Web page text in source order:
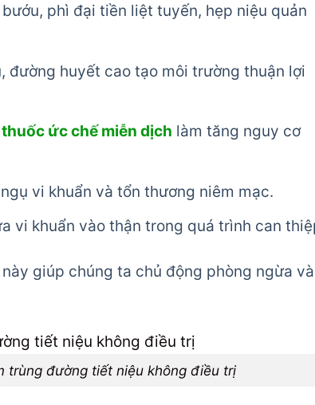
bướu, phì đại tiền liệt tuyến, hẹp niệu quản
đường huyết cao tạo môi trường thuận lợi
thuốc ức chế miễn dịch làm tăng nguy cơ
vi khuẩn và tổn thương niêm mạc.
vi khuẩn vào thận trong quá trình can
giúp chúng ta chủ động phòng ngừa và
trùng đường tiết niệu không điều trị